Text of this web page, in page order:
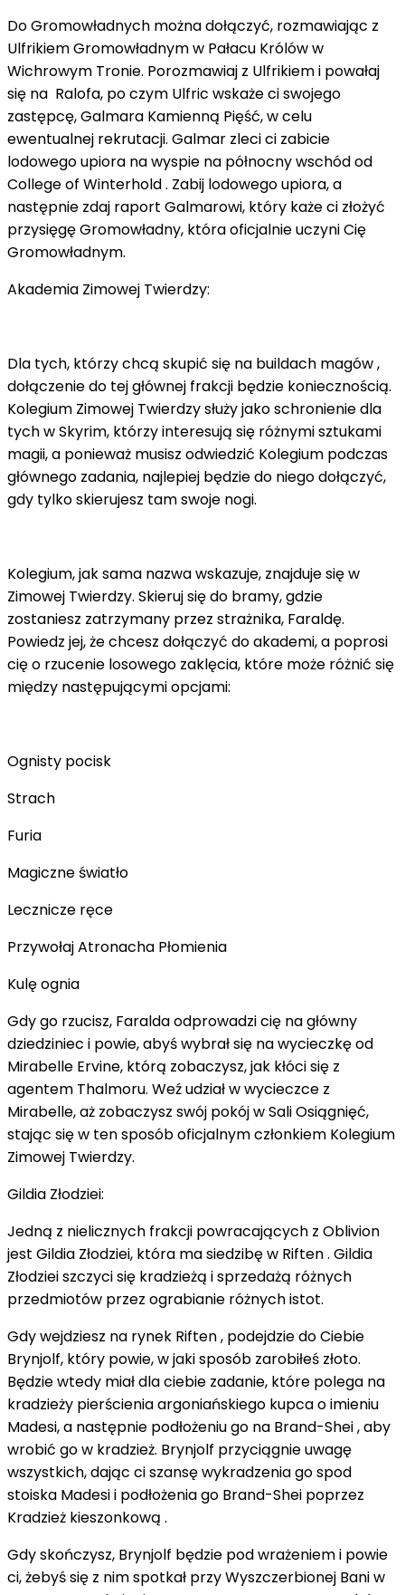
Do Gromowładnych można dołączyć, rozmawiając z
Ulfrikiem Gromowładnym w Pałacu Królów w
Wichrowym Tronie. Porozmawiaj z Ulfrikiem i powałaj
się na Ralofa, po czym Ulfric wskaże ci swojego
zastępcę, Galmara Kamienną Pięść, w celu
ewentualnej rekrutacji. Galmar zleci ci zabicie
lodowego upiora na wyspie na północny wschód od
College of Winterhold . Zabij lodowego upiora, a
następnie zdaj raport Galmarowi, który każe ci złożyć
przysięgę Gromowładny, która oficjalnie uczyni Cię
Gromowładnym.
Akademia Zimowej Twierdzy:
Dla tych, którzy chcą skupić się na buildach magów ,
dołączenie do tej głównej frakcji będzie koniecznością.
Kolegium Zimowej Twierdzy służy jako schronienie dla
tych w Skyrim, którzy interesują się różnymi sztukami
magii, a ponieważ musisz odwiedzić Kolegium podczas
głównego zadania, najlepiej będzie do niego dołączyć,
gdy tylko skierujesz tam swoje nogi.
Kolegium, jak sama nazwa wskazuje, znajduje się w
Zimowej Twierdzy. Skieruj się do bramy, gdzie
zostaniesz zatrzymany przez strażnika, Faraldę.
Powiedz jej, że chcesz dołączyć do akademi, a poprosi
cię o rzucenie losowego zaklęcia, które może różnić się
między następującymi opcjami:
Ognisty pocisk
Strach
Furia
Magiczne światło
Lecznicze ręce
Przywołaj Atronacha Płomienia
Kulę ognia
Gdy go rzucisz, Faralda odprowadzi cię na główny
dziedziniec i powie, abyś wybrał się na wycieczkę od
Mirabelle Ervine, którą zobaczysz, jak kłóci się z
agentem Thalmoru. Weź udział w wycieczce z
Mirabelle, aż zobaczysz swój pokój w Sali Osiągnięć,
stając się w ten sposób oficjalnym członkiem Kolegium
Zimowej Twierdzy.
Gildia Złodziei:
Jedną z nielicznych frakcji powracających z Oblivion
jest Gildia Złodziei, która ma siedzibę w Riften . Gildia
Złodziei szczyci się kradzieżą i sprzedażą różnych
przedmiotów przez ograbianie różnych istot.
Gdy wejdziesz na rynek Riften , podejdzie do Ciebie
Brynjolf, który powie, w jaki sposób zarobiłeś złoto.
Będzie wtedy miał dla ciebie zadanie, które polega na
kradzieży pierścienia argoniańskiego kupca o imieniu
Madesi, a następnie podłożeniu go na Brand-Shei , aby
wrobić go w kradzież. Brynjolf przyciągnie uwagę
wszystkich, dając ci szansę wykradzenia go spod
stoiska Madesi i podłożenia go Brand-Shei poprzez
Kradzież kieszonkową .
Gdy skończysz, Brynjolf będzie pod wrażeniem i powie
ci, żebyś się z nim spotkał przy Wyszczerbionej Bani w